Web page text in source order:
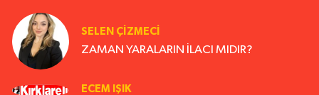
SELEN ÇİZMECİ
ZAMAN YARALARIN İLACI MIDIR?
ECEM IŞIK